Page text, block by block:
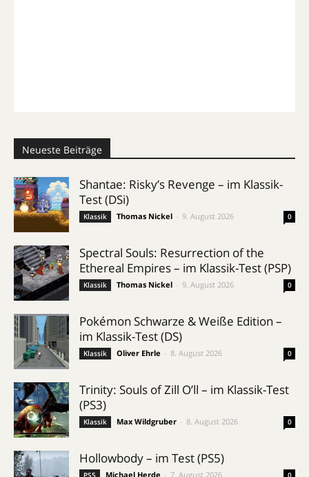
Neueste Beiträge
Shantae: Risky’s Revenge – im Klassik-
Test (DSi)
Klassik Thomas Nickel 9. August 2026 0
Spectral Souls: Resurrection of the
Ethereal Empires – im Klassik-Test (PSP)
Klassik Thomas Nickel 9. August 2026 0
Pokémon Schwarze & Weiße Edition –
im Klassik-Test (DS)
Klassik Oliver Ehrle 8. August 2026 0
Trinity: Souls of Zill O’ll – im Klassik-Test
(PS3)
Klassik Max Wildgruber 8. August 2026 0
Hollowbody – im Test (PS5)
PS5 Michael Herde 7. August 2026 0